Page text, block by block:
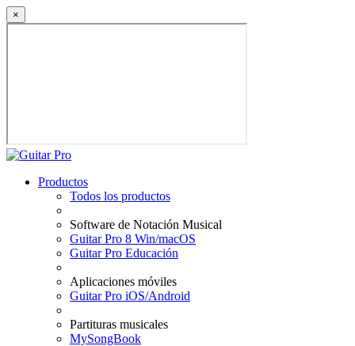
×
Productos
Todos los productos
Software de Notación Musical
Guitar Pro 8 Win/macOS
Guitar Pro Educación
Aplicaciones móviles
Guitar Pro iOS/Android
Partituras musicales
MySongBook